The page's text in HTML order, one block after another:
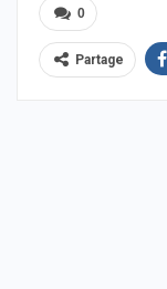
0
Partage